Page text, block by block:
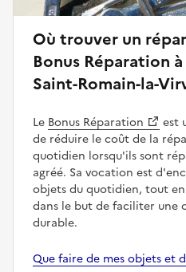
Où trouver un
Bonus Réparation
Saint-Romain-la-
Le Bonus Réparation
est
de réduire le coût de la
quotidien lorsqu'ils sont
agréé. Sa vocation est
objets du quotidien, tout
dans le but de faciliter une
durable.
Que faire de mes objets et